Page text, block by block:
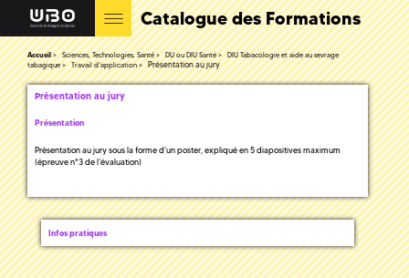
Catalogue des Formations
Accueil Sciences, Technologies, Santé DU ou DIU Santé
DIU Tabacologie et aide au sevrage
tabagique
Travail d'application Présentation au jury
Présentation au jury
Présentation
Présentation au jury sous la forme d’un poster, expliqué en 5 diapositives maximum
(épreuve n°3 de l’évaluation)
Infos pratiques